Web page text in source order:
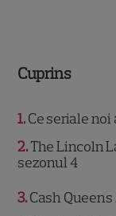
Cuprins
1 Ce seriale
2 The Lincoln
sezonul 4
3 Cash